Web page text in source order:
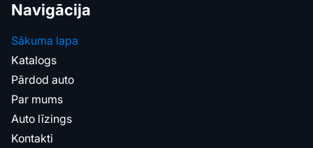
Navigācija
Sākuma lapa
Katalogs
Pārdod auto
Par mums
Auto līzings
Kontakti